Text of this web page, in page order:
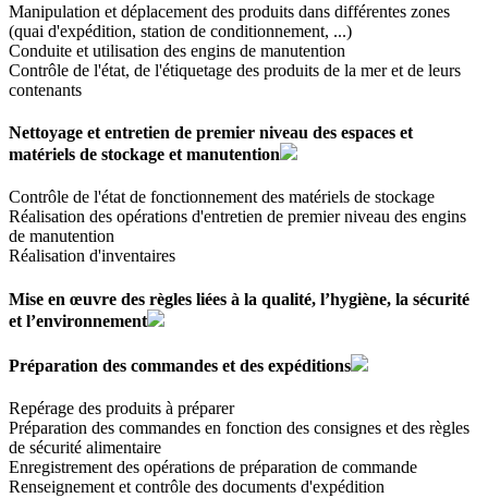
Manipulation et déplacement des produits dans différentes zones
(quai d'expédition, station de conditionnement, ...)
Conduite et utilisation des engins de manutention
Contrôle de l'état, de l'étiquetage des produits de la mer et de leurs
contenants
Nettoyage et entretien de premier niveau des espaces et
matériels de stockage et manutention
Contrôle de l'état de fonctionnement des matériels de stockage
Réalisation des opérations d'entretien de premier niveau des engins
de manutention
Réalisation d'inventaires
Mise en œuvre des règles liées à la qualité, l’hygiène, la sécurité
et l’environnement
Préparation des commandes et des expéditions
Repérage des produits à préparer
Préparation des commandes en fonction des consignes et des règles
de sécurité alimentaire
Enregistrement des opérations de préparation de commande
Renseignement et contrôle des documents d'expédition